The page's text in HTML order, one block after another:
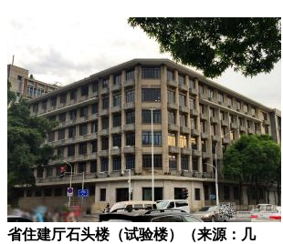
省住建厅石头楼（试验楼）（来源：几